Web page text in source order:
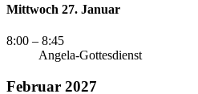
Mittwoch 27. Januar
8:00 – 8:45
Angela-Gottesdienst
Februar 2027